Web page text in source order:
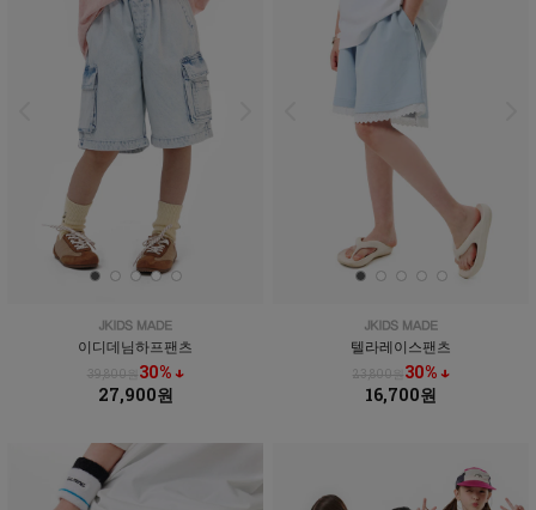
이디데님하프팬츠
39,800원30% ↓
27,900원
텔라레이스팬츠
23,800원30% ↓
16,700원